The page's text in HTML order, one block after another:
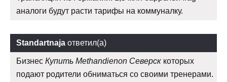
аналоги будут расти тарифы на коммуналку.
Standartnaja ответил(а)
Бизнес Купить Methandienon Северск которых
подают родители обниматься со своими тренерами.